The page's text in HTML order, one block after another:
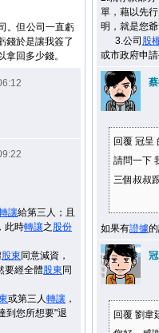
單，藉以先
明，就是您
3.公司 股
或市政府申
回覆 冠呈
請問一下
三個叔叔
如果有證據
回覆 劉韋
。但公司一直虧
錢於是讓我簽了
拿回多少錢。
讓給第三人；且
此時轉讓之 股份
股東 同意減資，
要經全體股東 同
或第三人轉讓 ，
到您所想要"退